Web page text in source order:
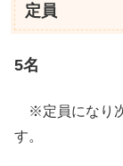
定員
5名
※定員になり次
す。